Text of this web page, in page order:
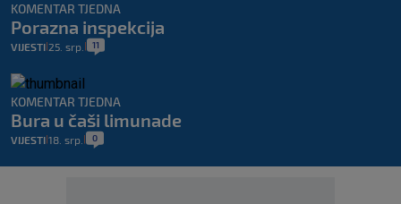
KOMENTAR TJEDNA
Porazna inspekcija
VIJESTI 25. srp. 11
KOMENTAR TJEDNA
Bura u čaši limunade
VIJESTI 18. srp. 0